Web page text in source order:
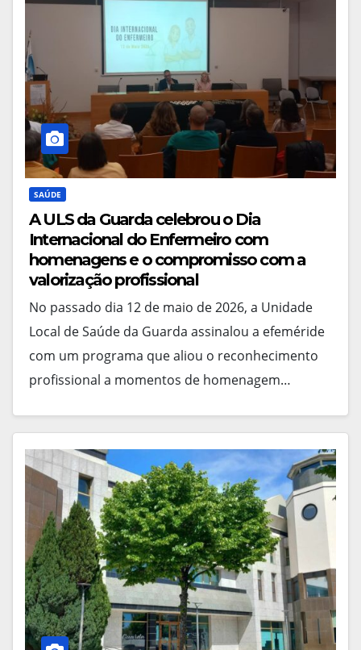
SAÚDE
A ULS da Guarda celebrou o Dia
Internacional do Enfermeiro com
homenagens e o compromisso com a
valorização profissional
No passado dia 12 de maio de 2026, a Unidade
Local de Saúde da Guarda assinalou a efeméride
com um programa que aliou o reconhecimento
profissional a momentos de homenagem…